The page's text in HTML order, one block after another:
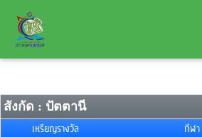
สังกัด : ปัตตานี
เหรียญรางวัล กีฬา